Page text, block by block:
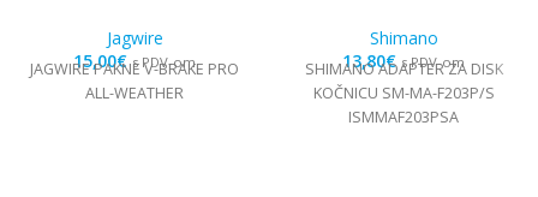
Jagwire
15,00€ s PDV-om
JAGWIRE PAKNE V-BRAKE PRO
ALL-WEATHER
Shimano
13,80€ s PDV-om
SHIMANO ADAPTER ZA DISK
KOČNICU SM-MA-F203P/S
ISMMAF203PSA